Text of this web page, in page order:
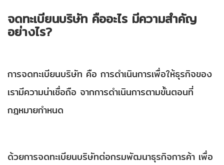
จดทะเบียนบริษัท คืออะไร มีความสำคัญ
อย่างไร?
การจดทะเบียนบริษัท คือ การดำเนินการเพื่อให้ธุรกิจของ
เรามีความน่าเชื่อถือ จากการดำเนินการตามขั้นตอนที่
กฎหมายกำหนด
ด้วยการจดทะเบียนบริษัทต่อกรมพัฒนาธุรกิจการค้า เพื่อ